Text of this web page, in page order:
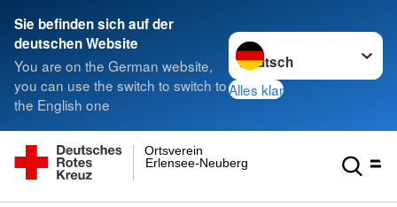
Sie befinden sich auf der
deutschen Website
You are on the German website,
you can use the switch to switch to
the English one
Sprache wechseln zu
Alles klar
Erlensee-Neuberg
Ortsverein